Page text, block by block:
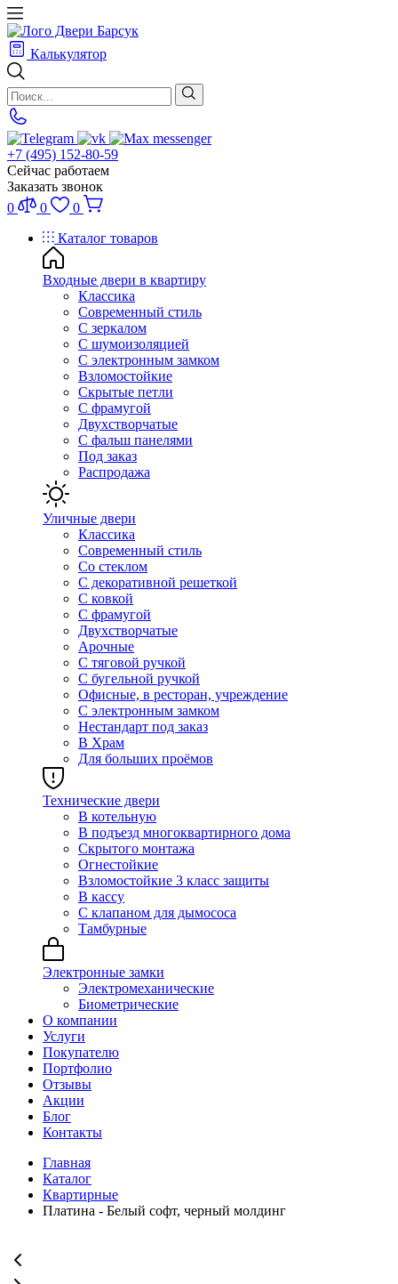
Калькулятор
+7 (495) 152-80-59
Сейчас работаем
Заказать звонок
0
0
0
Каталог товаров
Входные двери в квартиру
Классика
Современный стиль
С зеркалом
С шумоизоляцией
С электронным замком
Взломостойкие
Скрытые петли
С фрамугой
Двухстворчатые
С фальш панелями
Под заказ
Распродажа
Уличные двери
Классика
Современный стиль
Со стеклом
С декоративной решеткой
С ковкой
С фрамугой
Двухстворчатые
Арочные
С тяговой ручкой
С бугельной ручкой
Офисные, в ресторан, учреждение
С электронным замком
Нестандарт под заказ
В Храм
Для больших проёмов
Технические двери
В котельную
В подъезд многоквартирного дома
Скрытого монтажа
Огнестойкие
Взломостойкие 3 класс защиты
В кассу
С клапаном для дымососа
Тамбурные
Электронные замки
Электромеханические
Биометрические
О компании
Услуги
Покупателю
Портфолио
Отзывы
Акции
Блог
Контакты
Главная
Каталог
Квартирные
Платина - Белый софт, черный молдинг